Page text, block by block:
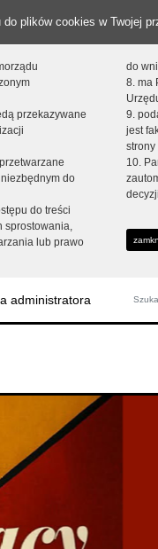
plików cookies w Twojej
przekazywane
do
do treści
sprostowania,
lub prawo
do
8. ma
9.
jest
strony
10.
administratora